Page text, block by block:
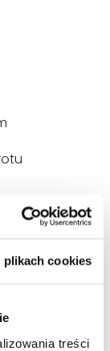
plikach cookies
treści